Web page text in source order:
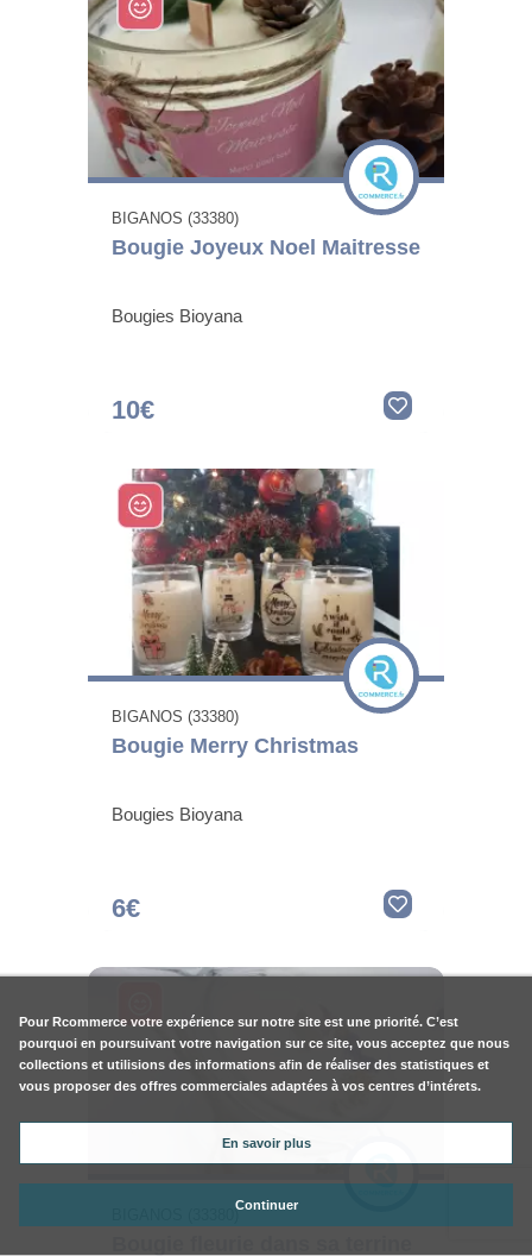
BIGANOS (33380)
Bougie Joyeux Noel Maitresse
Bougies Bioyana
10€
BIGANOS (33380)
Bougie Merry Christmas
Bougies Bioyana
6€
BIGANOS (33380)
Pour Rcommerce votre expérience sur notre site est une priorité. C’est
pourquoi en poursuivant votre navigation sur ce site, vous acceptez que nous
collections et utilisions des informations afin de réaliser des statistiques et
vous proposer des offres commerciales adaptées à vos centres d’intérets.
En savoir plus
Continuer